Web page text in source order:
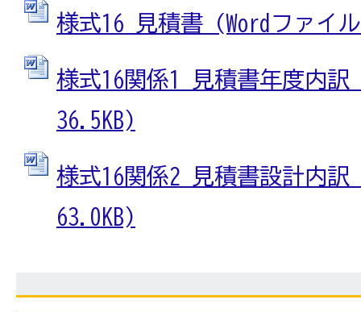
様式16 見積書 (Wordファイ
様式16関係1 見積書年度内訳
36.5KB)
様式16関係2 見積書設計内訳
63.0KB)